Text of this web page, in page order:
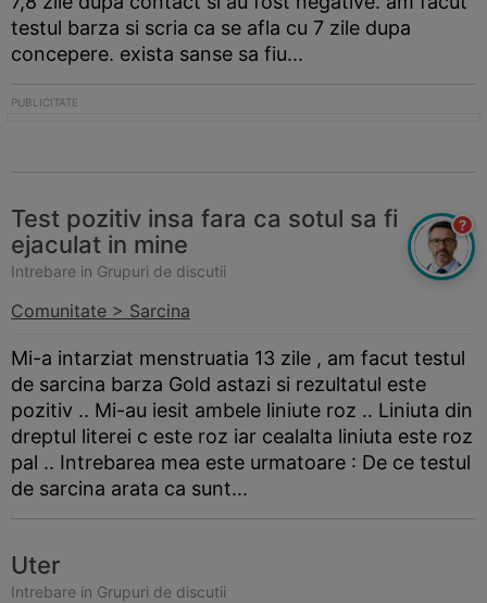
testul barza si scria ca se afla cu 7 zile dupa
concepere. exista sanse sa fiu...
Test pozitiv insa fara ca sotul sa fi
ejaculat in mine
Intrebare in Grupuri de discutii
Comunitate > Sarcina
Mi-a intarziat menstruatia 13 zile , am facut testul
de sarcina barza Gold astazi si rezultatul este
pozitiv .. Mi-au iesit ambele liniute roz .. Liniuta din
dreptul literei c este roz iar cealalta liniuta este roz
pal .. Intrebarea mea este urmatoare : De ce testul
de sarcina arata ca sunt...
Uter
Intrebare in Grupuri de discutii
?